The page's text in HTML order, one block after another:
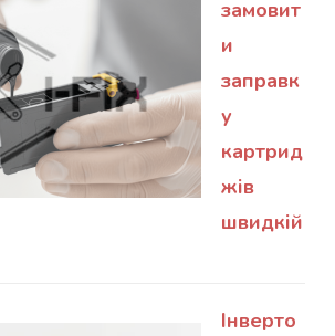
замовит
и
заправк
у
картрид
жів
швидкій
Інверто